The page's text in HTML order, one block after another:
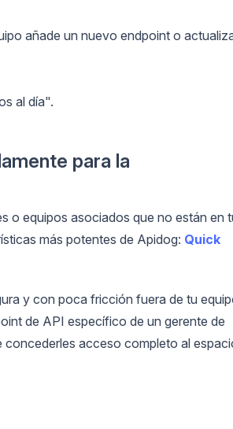
añade un nuevo endpoint o
al día".
para la
o equipos asociados que no están en
más potentes de Apidog: Quick
y con poca fricción fuera de tu
de API específico de un gerente de
acceso completo al